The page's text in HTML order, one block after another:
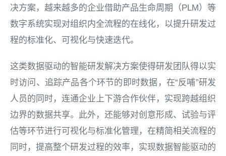
决方案，越来越多的企业借助产品生命周期（PLM）等
数字系统实现对组织内全流程的在线化，以提升研发过
程的标准化、可视化与快速迭代。
这类数据驱动的智能研发解决方案使得研发团队得以实
时访问、追踪产品各个环节的即时数据，在“反哺”研发
人员的同时，连通企业上下游合作伙伴，实现跨越组织
边界的数据共享。此外，还能够对创意形成、试验与评
估等环节进行可视化与标准化管理，在精简相关流程的
同时，提高整个研发过程的效率，实现数据智能驱动的